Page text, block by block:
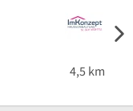
4,5 km